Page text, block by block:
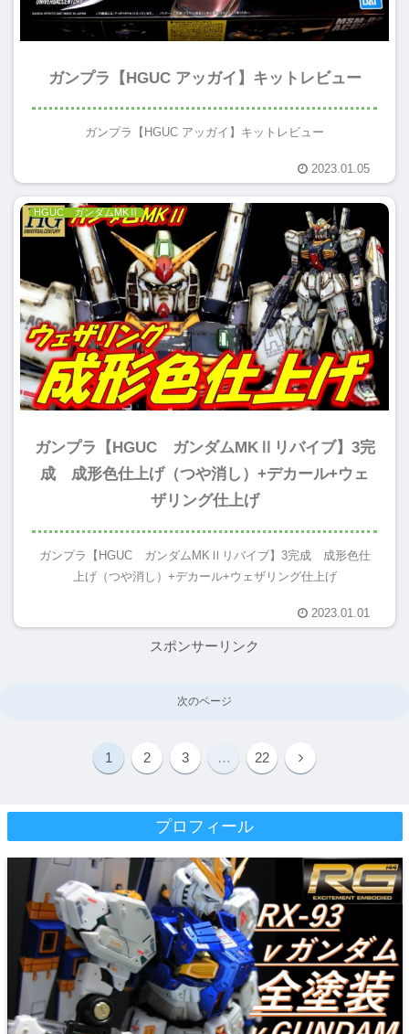
ガンプラ【HGUC アッガイ】キットレビュー
ガンプラ【HGUC アッガイ】キットレビュー
2023.01.05
HGUC ガンダムMKⅡ
ガンプラ【HGUC ガンダムMKⅡリバイブ】3完
成 成形色仕上げ（つや消し）+デカール+ウェ
ザリング仕上げ
ガンプラ【HGUC ガンダムMKⅡリバイブ】3完成 成形色仕
上げ（つや消し）+デカール+ウェザリング仕上げ
2023.01.01
スポンサーリンク
次のページ
1 2 3 … 22
プロフィール